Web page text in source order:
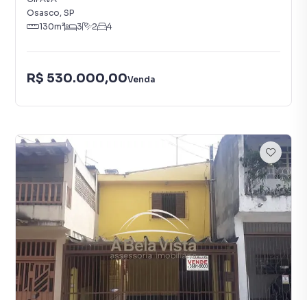
Osasco, SP
130m² 3 2 4
R$ 530.000,00Venda